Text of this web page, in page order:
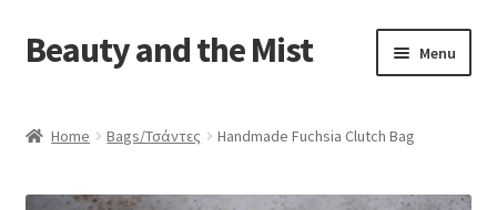
Skip
to
Skip
to
Beauty and the Mist Menu
Home Bags/Τσάντες Handmade Fuchsia Clutch Bag